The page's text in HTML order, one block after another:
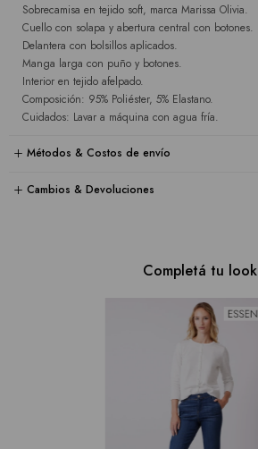
Sobrecamisa en tejido soft, marca Marissa Olivia.
Cuello con solapa y abertura central con botones.
Delantera con bolsillos aplicados.
Manga larga con puño y botones.
Interior en tejido afelpado.
Composición: 95% Poliéster, 5% Elastano.
Cuidados: Lavar a máquina con agua fría.
Métodos & Costos de envío
Cambios & Devoluciones
Completá tu look